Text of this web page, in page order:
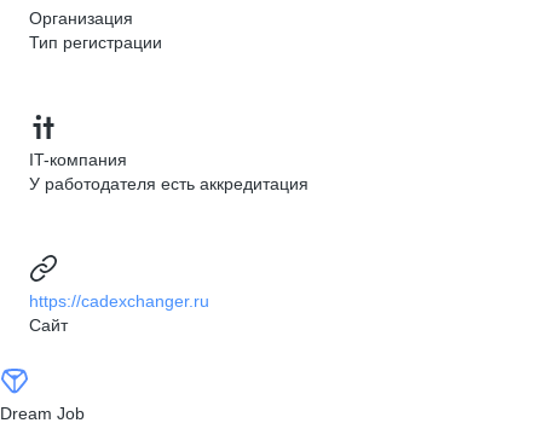
Организация
Тип регистрации
IT-компания
У работодателя есть аккредитация
https://cadexchanger.ru
Сайт
Dream Job